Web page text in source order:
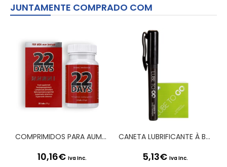
JUNTAMENTE COMPRADO COM
COMPRIMIDOS PARA AUMENTO DO PÉNIS 22 DAYS PENIS EXTENSION SYSTEM
10,16€ Iva Inc.
CANETA LUBRIFICANTE À BASE DE ÁGUA LUBE TO GO 6ML
5,13€ Iva Inc.